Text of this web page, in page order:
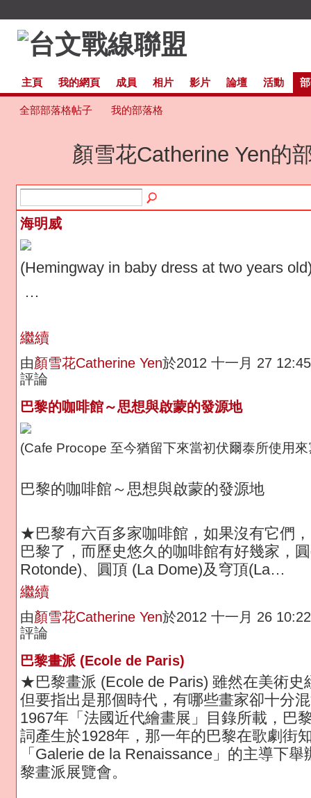
主頁 我的網頁 成員 相片 影片 論壇 活動
全部部落格帖子 我的部落格
顏雪花Catherine Yen的
海明威
(Hemingway in baby dress at two years
…
繼續
由顏雪花Catherine Yen於2012 十一月 27
評論
巴黎的咖啡館～思想與啟蒙的發源地
(Cafe Procope 至今猶留下來當初伏爾泰所使用
巴黎的咖啡館～思想與啟蒙的發源地
★巴黎有六百多家咖啡館，如果沒有它們
巴黎了，而歷史悠久的咖啡館有好幾家，
Rotonde)、圓頂 (La Dome)及穹頂(La…
繼續
由顏雪花Catherine Yen於2012 十一月 26
評論
巴黎畫派 (Ecole de Paris)
★巴黎畫派 (Ecole de Paris) 雖然在美術史
但要指出是那個時代，有哪些畫家卻十分
1967年「法國近代繪畫展」目錄所載，巴
詞產生於1928年，那一年的巴黎在歌劇街
「Galerie de la Renaissance」的主導下
黎畫派展覽會。